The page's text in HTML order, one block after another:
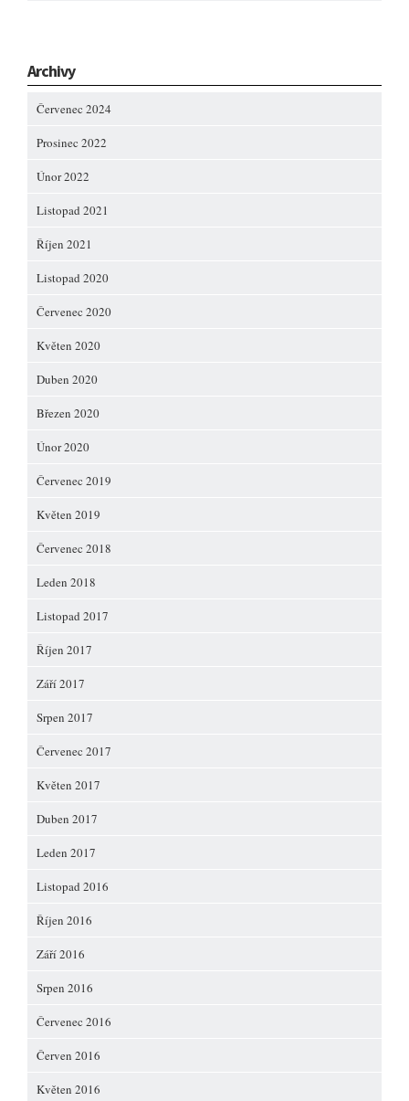
Archivy
Červenec 2024
Prosinec 2022
Únor 2022
Listopad 2021
Říjen 2021
Listopad 2020
Červenec 2020
Květen 2020
Duben 2020
Březen 2020
Únor 2020
Červenec 2019
Květen 2019
Červenec 2018
Leden 2018
Listopad 2017
Říjen 2017
Září 2017
Srpen 2017
Červenec 2017
Květen 2017
Duben 2017
Leden 2017
Listopad 2016
Říjen 2016
Září 2016
Srpen 2016
Červenec 2016
Červen 2016
Květen 2016